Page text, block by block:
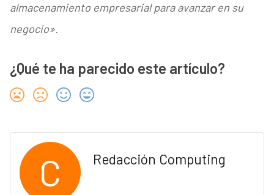
almacenamiento empresarial para avanzar en su
negocio».
¿Qué te ha parecido este artículo?
C Redacción Computing